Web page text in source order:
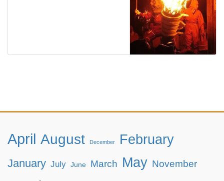
April August December February
January July June March May November